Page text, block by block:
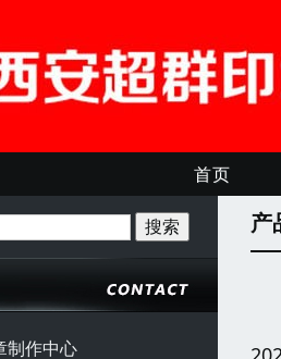
首页
制作中心
产